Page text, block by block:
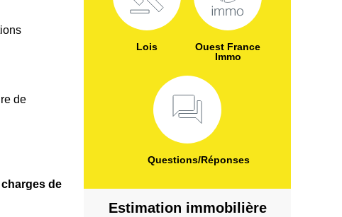
de
charges de
Lois
Ouest France
Immo
Questions/Réponses
Estimation immobilière